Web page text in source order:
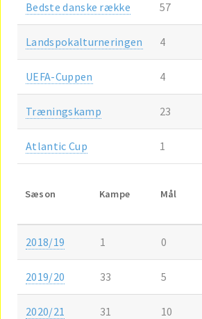
Bedste danske række 57
Landspokalturneringen 4
UEFA-Cuppen 4
Træningskamp 23
Atlantic Cup 1
Sæson Kampe Mål
2018/19 1 0
2019/20 33 5
2020/21 31 10